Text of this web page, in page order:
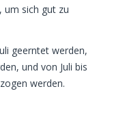
um sich gut zu
geerntet werden,
und von Juli bis
werden.